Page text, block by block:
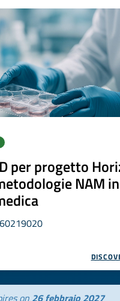
per progetto
NAM in
on 26 febbraio 2027